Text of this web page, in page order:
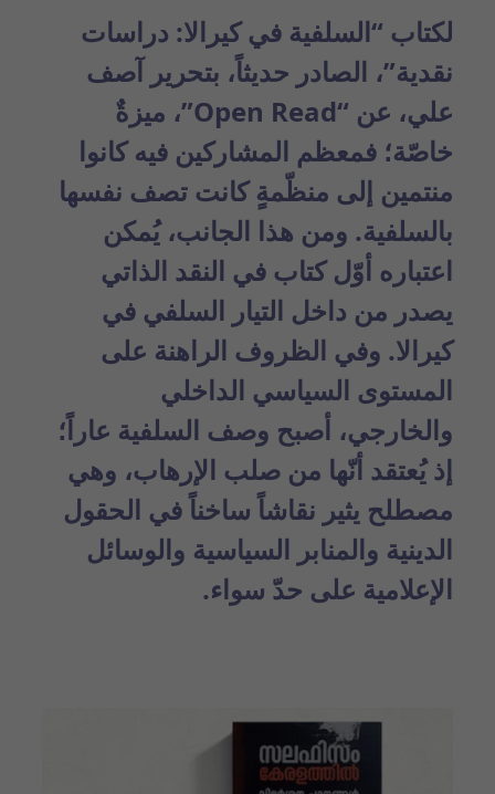
لكتاب “السلفية في كيرالا: دراسات
نقدية”، الصادر حديثاً، بتحرير آصف
علي، عن “Open Read”، ميزةٌ
خاصّة؛ فمعظم المشاركين فيه كانوا
منتمين إلى منظّمةٍ كانت تصف نفسها
بالسلفية. ومن هذا الجانب، يُمكن
اعتباره أوّل كتاب في النقد الذاتي
يصدر من داخل التيار السلفي في
كيرالا. وفي الظروف الراهنة على
المستوى السياسي الداخلي
والخارجي، أصبح وصف السلفية عاراً؛
إذ يُعتقد أنّها من صلب الإرهاب، وهي
مصطلح يثير نقاشاً ساخناً في الحقول
الدينية والمنابر السياسية والوسائل
الإعلامية على حدّ سواء.